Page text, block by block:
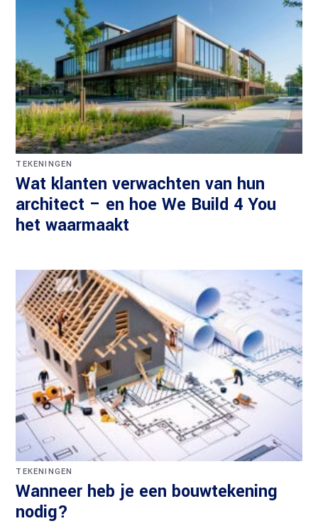
TEKENINGEN
Wat klanten verwachten van hun
architect – en hoe We Build 4 You
het waarmaakt
TEKENINGEN
Wanneer heb je een bouwtekening
nodig?